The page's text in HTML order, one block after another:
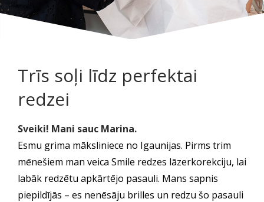
Trīs soļi līdz perfektai
redzei
Sveiki! Mani sauc Marina.
Esmu grima māksliniece no Igaunijas. Pirms trim
mēnešiem man veica Smile redzes lāzerkorekciju, lai
labāk redzētu apkārtējo pasauli. Mans sapnis
piepildījās – es nenēsāju brilles un redzu šo pasauli